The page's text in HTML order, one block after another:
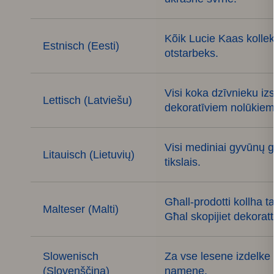
Estnisch (Eesti)
Kõik Lucie Kaas
otstarbeks.
Lettisch (Latviešu)
Visi koka dzīvnieku
dekoratīviem nolūkiem.
Litauisch (Lietuvių)
Visi mediniai gyvūnų
tikslais.
Malteser (Malti)
Għall-prodotti kollha
Għal skopijiet
Slowenisch
(Slovenščina)
Za vse lesene
namene.